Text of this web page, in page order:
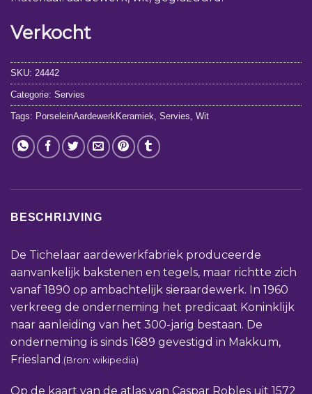
Verkocht
SKU: 24442
Categorie: Servies
Tags: PorseleinAardewerkKeramiek Servies Wit
BESCHRIJVING
De Tichelaar aardewerkfabriek produceerde
aanvankelijk bakstenen en tegels, maar richtte zich
vanaf 1890 op ambachtelijk sieraardewerk. In 1960
verkreeg de onderneming het predicaat Koninklijk
naar aanleiding van het 300-jarig bestaan. De
onderneming is sinds 1689 gevestigd in Makkum,
Friesland .(Bron: wikipedia)
Op de kaart van de atlas van Caspar Robles uit 1572